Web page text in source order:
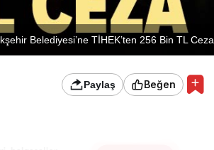
Belediyesi’ne TİHEK’ten 256 Bin TL Ceza
Paylaş Beğen